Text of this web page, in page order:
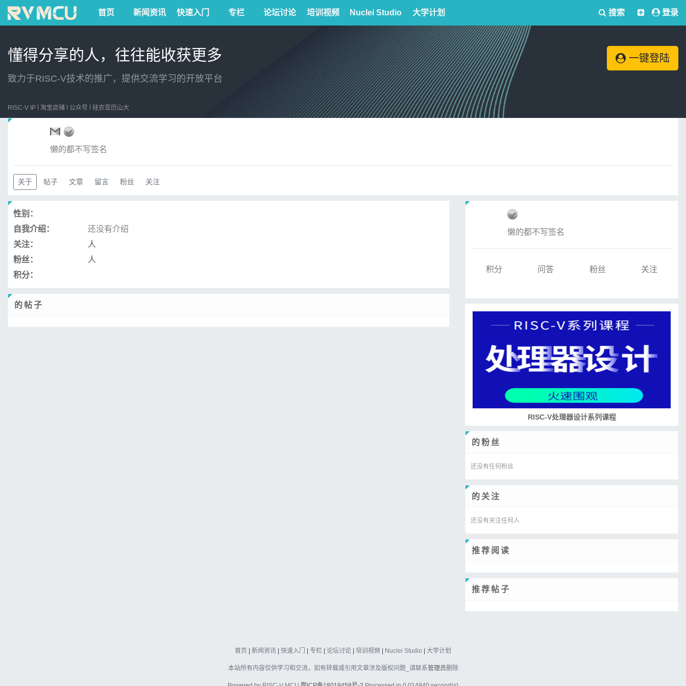
首页 新闻资讯 快速入门 专栏 论坛讨论 培训视频 Nuclei Studio 大学计划 搜索 登录
懂得分享的人，往往能收获更多
致力于RISC-V技术的推广，提供交流学习的开放平台
一键登陆
RISC-V IP 淘宝店铺 公众号 硅农亚历山大
懒的都不写签名
关于 帖子 文章 留言 粉丝 关注
性别：
自我介绍：
还没有介绍
关注：
人
粉丝：
人
积分：
的帖子
懒的都不写签名
积分 问答 粉丝 关注
RISC-V处理器设计系列课程
的粉丝
还没有任何粉丝
的关注
还没有关注任何人
推荐阅读
推荐帖子
首页 新闻资讯 快速入门 专栏 论坛讨论 培训视频 Nuclei Studio 大学计划
本站所有内容仅供学习和交流，如有转载或引用文章涉及版权问题_请联系管理员删除